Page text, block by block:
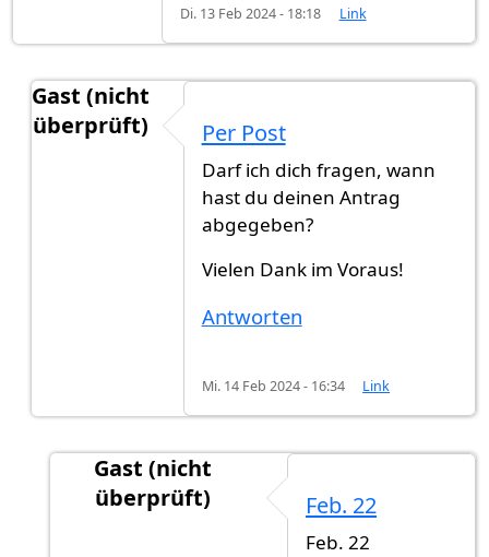
Di. 13 Feb 2024 - 18:18 Link
Gast (nicht
überprüft)
Hallo Zusammen,Müssen die…
Per Post
Darf ich dich fragen, wann
hast du deinen Antrag
abgegeben?
Vielen Dank im Voraus!
Antworten
Mi. 14 Feb 2024 - 16:34 Link
Gast (nicht
überprüft)
von Gast (nicht
Feb. 22
Feb. 22